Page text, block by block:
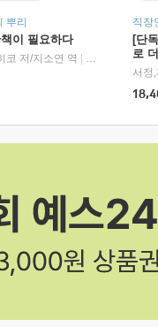
뿌리
이 필요하다
코 저/지소연 역
알에이치코리
직장
[단
로